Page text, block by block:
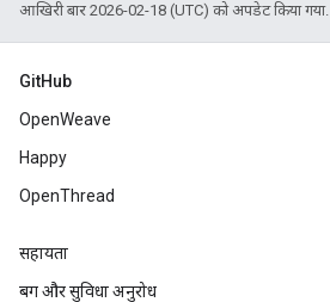
आखिरी बार 2026-02-18 (UTC) को अपडेट किया गया.
GitHub
OpenWeave
Happy
OpenThread
सहायता
बग और सुविधा अनुरोध